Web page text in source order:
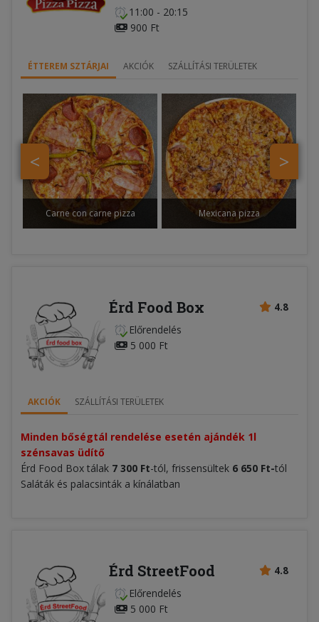
11:00 - 20:15
900 Ft
ÉTTEREM SZTÁRJAI AKCIÓK SZÁLLÍTÁSI TERÜLETEK
>
<
Carne con carne pizza Mexicana pizza
4.8
Érd Food Box
Előrendelés
5 000 Ft
AKCIÓK SZÁLLÍTÁSI TERÜLETEK
Minden bőségtál rendelése esetén ajándék 1l
szénsavas üdítő
Érd Food Box tálak 7 300 Ft-tól, frissensültek 6 650 Ft-tól
Saláták és palacsinták a kínálatban
4.8
Érd StreetFood
Előrendelés
5 000 Ft